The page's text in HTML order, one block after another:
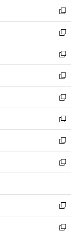
ド
ウ
で
開
く
ィ
ン
ド
ウ
で
開
く
い
ウ
ィ
ン
ド
ウ
で
開
く
新
し
い
ウ
ィ
ン
ド
ウ
で
開
く
新
し
い
ウ
ィ
ン
ド
ウ
で
開
く
新
し
い
ウ
ィ
ン
ド
ウ
で
開
く
新
し
い
ウ
ィ
ン
ド
ウ
で
開
新
し
い
ウ
ィ
ン
ド
ウ
開
く
新
し
い
ウ
ィ
ン
ウ
で
開
く
新
し
い
ウ
ン
ド
ウ
で
新
し
ウ
ィ
ン
ド
新
し
い
新